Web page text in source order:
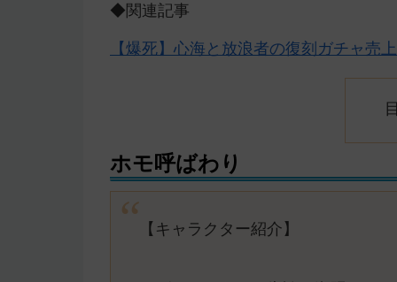
◆関連記事
【爆死】心海と放浪者の復刻ガチャ売
ホモ呼ばわり
【キャラクター紹介】